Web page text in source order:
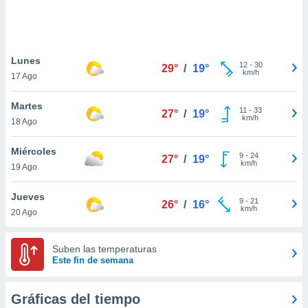
únicos
similares
como
IP
de
traten tus
en
a lo que
Para
Lunes
17 Ago
29° / 19° 12- 30
km/h
Martes
18 Ago
27° / 19° 11 - 33
km/h
Miércoles
19 Ago
27° / 19° 9- 24
km/h
Jueves
20 Ago
26° / 16° 9- 21
km/h
Suben las temperaturas
Este fin de semana
Gráficas del tiempo